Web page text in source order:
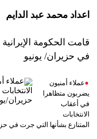
اعداد محمد عبد الدايم
قامت الحكومة الإيرانية
في حزيران/ يونيو
عملاء أمنيون
يضربون متظاهرا
في أعقاب
الانتخابات
المتنازع بشأنها التي جرت في